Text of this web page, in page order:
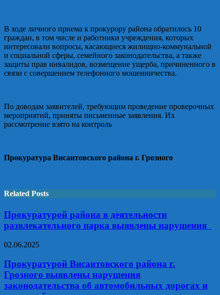
В ходе личного приема к прокурору района обратилось 10
граждан, в том числе и работники учреждения, которых
интересовали вопросы, касающиеся жилищно-коммунальной
и социальной сферы, семейного законодательства, а также
защиты прав инвалидов, возмещение ущерба, причиненного в
связи с совершением телефонного мошенничества.
По доводам заявителей, требующим проведение проверочных
мероприятий, приняты письменные заявления. Их
рассмотрение взято на контроль
Прокуратура Висаитовского района г. Грозного
Related Posts
Прокуратурой района в деятельности
развлекательного парка выявлены нарушения
02.06.2025
Прокуратурой Висаитовского района г.
Грозного выявлены нарушения
законодательства об автомобильных дорогах и